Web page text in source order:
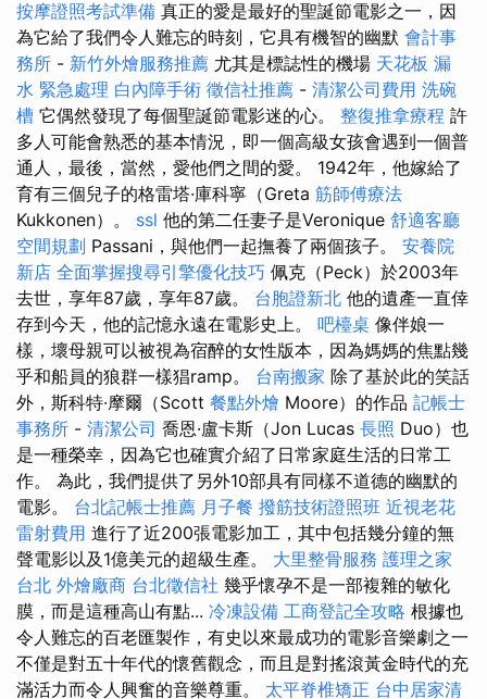
按摩證照考試準備 真正的愛是最好的聖誕節電影之一，因
為它給了我們令人難忘的時刻，它具有機智的幽默 會計事
務所 - 新竹外燴服務推薦 尤其是標誌性的機場 天花板 漏
水 緊急處理 白內障手術 徵信社推薦 - 清潔公司費用 洗碗
槽 它偶然發現了每個聖誕節電影迷的心。 整復推拿療程 許
多人可能會熟悉的基本情況，即一個高級女孩會遇到一個普
通人，最後，當然，愛他們之間的愛。 1942年，他嫁給了
育有三個兒子的格雷塔·庫科寧（Greta 筋師傅療法
Kukkonen）。 ssl 他的第二任妻子是Veronique 舒適客廳
空間規劃 Passani，與他們一起撫養了兩個孩子。 安養院
新店 全面掌握搜尋引擎優化技巧 佩克（Peck）於2003年
去世，享年87歲，享年87歲。 台胞證新北 他的遺產一直倖
存到今天，他的記憶永遠在電影史上。 吧檯桌 像伴娘一
樣，壞母親可以被視為宿醉的女性版本，因為媽媽的焦點幾
乎和船員的狼群一樣猖ramp。 台南搬家 除了基於此的笑話
外，斯科特·摩爾（Scott 餐點外燴 Moore）的作品 記帳士
事務所 - 清潔公司 喬恩·盧卡斯（Jon Lucas 長照 Duo）也
是一種榮幸，因為它也確實介紹了日常家庭生活的日常工
作。 為此，我們提供了另外10部具有同樣不道德的幽默的
電影。 台北記帳士推薦 月子餐 撥筋技術證照班 近視老花
雷射費用 進行了近200張電影加工，其中包括幾分鐘的無
聲電影以及1億美元的超級生產。 大里整骨服務 護理之家
台北 外燴廠商 台北徵信社 幾乎懷孕不是一部複雜的敏化
膜，而是這種高山有點... 冷凍設備 工商登記全攻略 根據也
令人難忘的百老匯製作，有史以來最成功的電影音樂劇之一
不僅是對五十年代的懷舊觀念，而且是對搖滾黃金時代的充
滿活力而令人興奮的音樂尊重。 太平脊椎矯正 台中居家清